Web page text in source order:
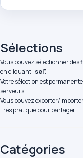
Sélections
Vous pouvez sélectionner des
en cliquant "sel".
Votre sélection est
serveurs.
Vous pouvez exporter/
Très pratique pour partager.
Catégories